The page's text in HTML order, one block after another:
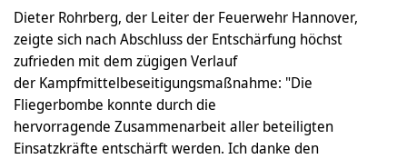
Dieter Rohrberg, der Leiter der Feuerwehr Hannover,
zeigte sich nach Abschluss der Entschärfung höchst
zufrieden mit dem zügigen Verlauf
der Kampfmittelbeseitigungsmaßnahme: "Die
Fliegerbombe konnte durch die
hervorragende Zusammenarbeit aller beteiligten
Einsatzkräfte entschärft werden. Ich danke den